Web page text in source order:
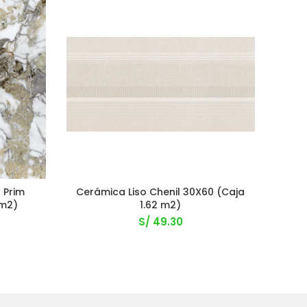
Cerámica Liso Chenil 30X60 (Caja
1.62 m2)
S/49.30